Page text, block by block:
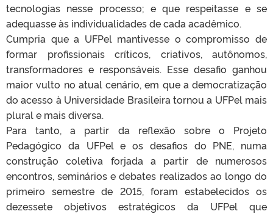
tecnologias nesse processo; e que respeitasse e se
adequasse às individualidades de cada acadêmico.
Cumpria que a UFPel mantivesse o compromisso de
formar profissionais críticos, criativos, autônomos,
transformadores e responsáveis. Esse desafio ganhou
maior vulto no atual cenário, em que a democratização
do acesso à Universidade Brasileira tornou a UFPel mais
plural e mais diversa.
Para tanto, a partir da reflexão sobre o Projeto
Pedagógico da UFPel e os desafios do PNE, numa
construção coletiva forjada a partir de numerosos
encontros, seminários e debates realizados ao longo do
primeiro semestre de 2015, foram estabelecidos os
dezessete objetivos estratégicos da UFPel que